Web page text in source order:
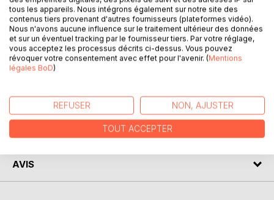
Le quotidien de Benjamin se définit par les mots : collège
et sempiternelles railleries, mais l'adolescent finira par se
rebiffer et malheur à celui qui va croiser sa route. La mort
rôde ; la victime rendra au centuple les coups reçus, elle l'a
juré.
AUTEUR(S)
AVIS
tous les appareils. Nous intégrons également sur notre site des
contenus tiers provenant d'autres fournisseurs (plateformes vidéo).
Nous n'avons aucune influence sur le traitement ultérieur des données
et sur un éventuel tracking par le fournisseur tiers. Par votre réglage,
vous acceptez les processus décrits ci-dessus. Vous pouvez
révoquer votre consentement avec effet pour l'avenir. (Mentions
légales BoD)
REFUSER NON, AJUSTER
TOUT ACCEPTER